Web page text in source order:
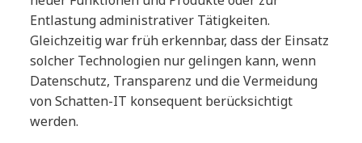
Entlastung administrativer Tätigkeiten.
Gleichzeitig war früh erkennbar, dass der Einsatz
solcher Technologien nur gelingen kann, wenn
Datenschutz, Transparenz und die Vermeidung
von Schatten-IT konsequent berücksichtigt
werden.